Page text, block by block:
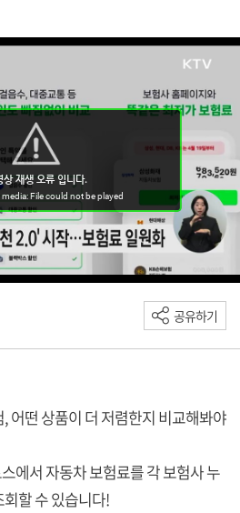
공유하기
어떤 상품이 더 저렴한지 비교해봐야
에서 자동차 보험료를 각 보험사 누
할 수 있습니다!